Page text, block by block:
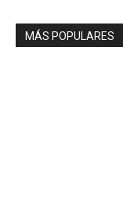
MÁS POPULARES